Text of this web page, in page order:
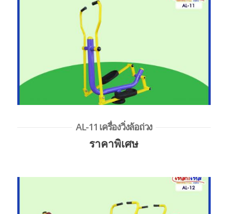
AL-11 เครื่องวิ่งล้อถ่วง
ราคาพิเศษ